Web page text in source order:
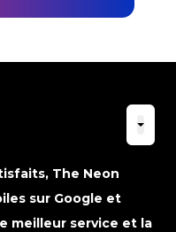
The Neon
sur Google et
meilleur service et la